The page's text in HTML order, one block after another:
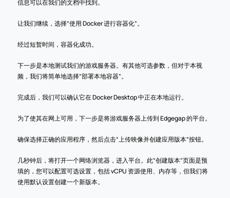
信息可以在我们的文档中找到。
让我们继续，选择“使用 Docker 进行容器化”。
经过短暂时间，容器化成功。
下一步是本地测试我们的游戏服务器。有其他可选参数，但对于本视
频，我们将简单地选择“部署本地容器”。
完成后，我们可以确认它在 Docker Desktop 中正在本地运行。
为了使其在网上可用，下一步是将游戏服务器上传到 Edgegap 的平台。
确保选择正确的应用程序，然后点击“上传映像并创建应用版本”按钮。
几秒钟后，将打开一个网络浏览器，进入平台。此“创建版本”页面是预
填的，您可以配置可选设置，包括 vCPU 资源使用、内存等，但我们将
使用默认设置创建一个新版本。